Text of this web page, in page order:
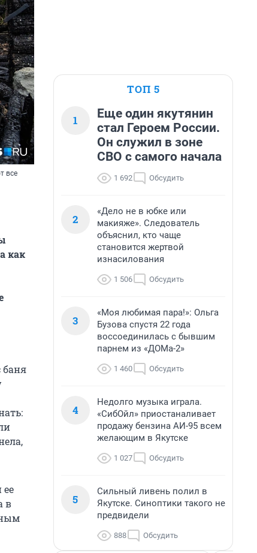
все
как
баня
в
ТОП 5
1
Еще один якутянин
стал Героем России.
Он служил в зоне
СВО с самого начала
1 692 Обсудить
2
«Дело не в юбке или
макияже». Следователь
объяснил, кто чаще
становится жертвой
изнасилования
1 506 Обсудить
3
«Моя любимая пара!»: Ольга
Бузова спустя 22 года
воссоединилась с бывшим
парнем из «ДОМа-2»
1 460 Обсудить
4
Недолго музыка играла.
«СибОйл» приостаналивает
продажу бензина АИ-95 всем
желающим в Якутске
1 027 Обсудить
5
Сильный ливень полил в
Якутске. Синоптики такого не
предвидели
888 Обсудить